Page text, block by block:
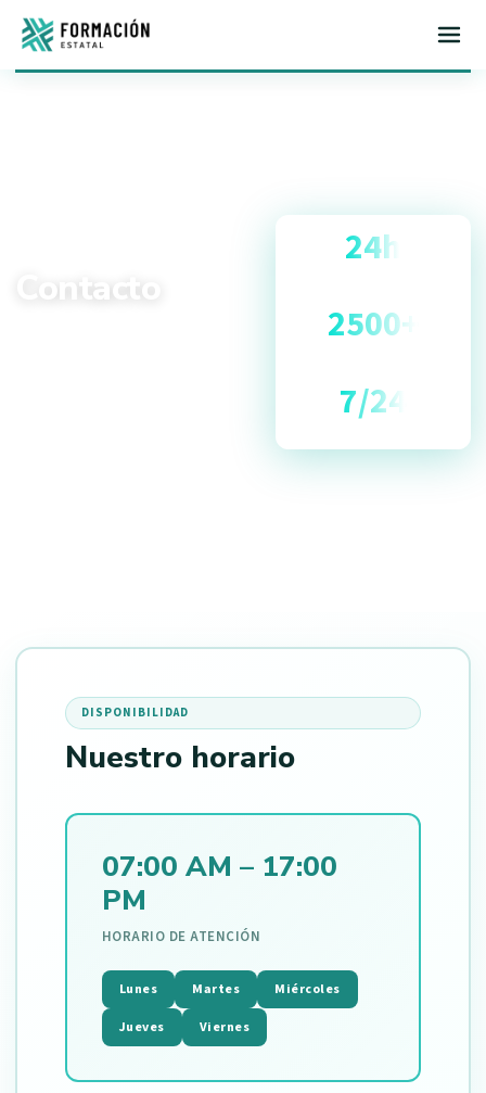
Contacto
24h
2500+
7/24
DISPONIBILIDAD
Nuestro horario
07:00 AM – 17:00
PM
HORARIO DE ATENCIÓN
Lunes Martes Miércoles
Jueves Viernes